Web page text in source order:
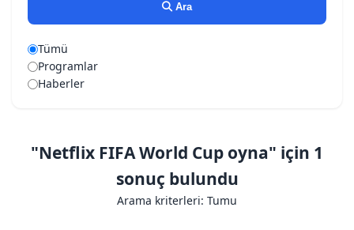
Ara
Tümü
Programlar
Haberler
"Netflix FIFA World Cup oyna" için 1
sonuç bulundu
Arama kriterleri: Tumu